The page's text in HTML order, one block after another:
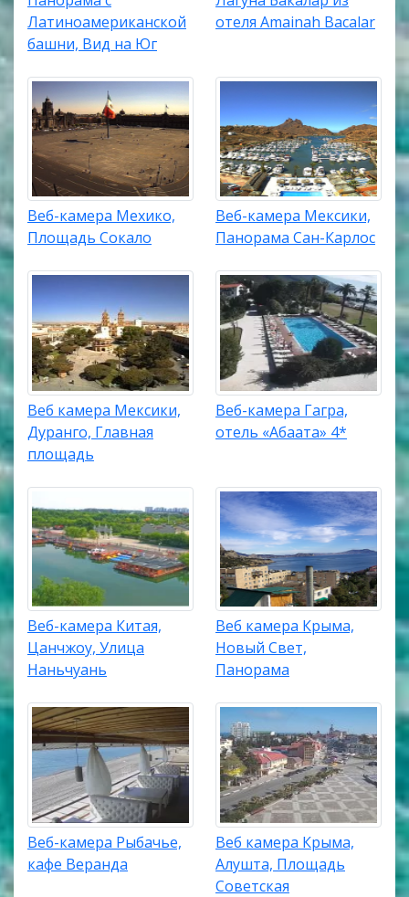
Латиноамериканской
башни, Вид на Юг
отеля Amainah Bacalar
Веб-камера Мехико,
Площадь Сокало
Веб-камера Мексики,
Панорама Сан-Карлос
Веб камера Мексики,
Дуранго, Главная
площадь
Веб-камера Гагра,
отель «Абаата» 4*
Веб-камера Китая,
Цанчжоу, Улица
Наньчуань
Веб камера Крыма,
Новый Свет,
Панорама
Веб-камера Рыбачье,
кафе Веранда
Веб камера Крыма,
Алушта, Площадь
Советская